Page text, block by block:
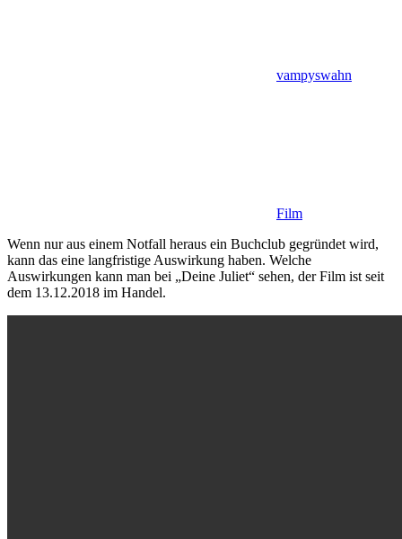
vampyswahn
Film
Wenn nur aus einem Notfall heraus ein Buchclub gegründet wird,
kann das eine langfristige Auswirkung haben. Welche
Auswirkungen kann man bei „Deine Juliet“ sehen, der Film ist seit
dem 13.12.2018 im Handel.